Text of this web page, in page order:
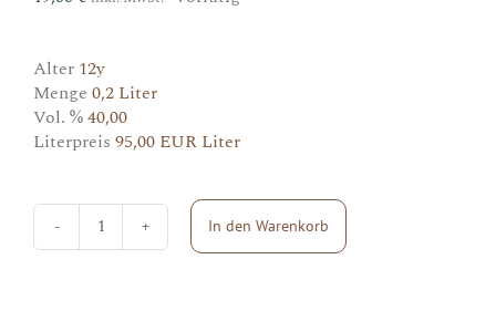
Alter 12y
Menge 0,2 Liter
Vol. %40,00
Literpreis 95,00 EUR Liter
Cragganmore
Menge
In den Warenkorb